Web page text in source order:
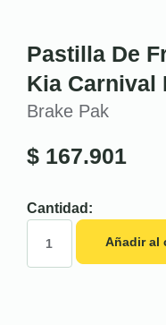
Pastilla De
Kia Carnival
Brake Pak
$ 167.901
Cantidad:
Añadir al